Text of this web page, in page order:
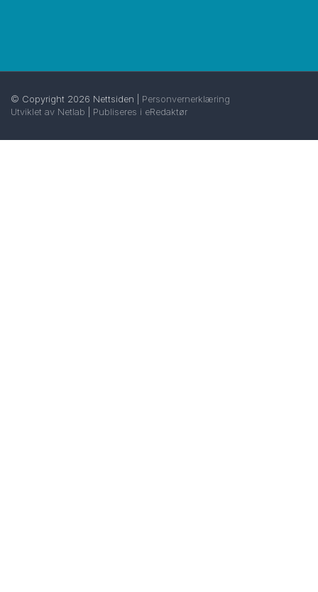
© Copyright 2026 Nettsiden | Personvernerklæring
Utviklet av Netlab
Publiseres i eRedaktør